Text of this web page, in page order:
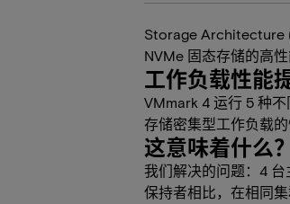
Storage Architecture
NVMe 固态存储的高
工作负载性能
VMmark 4 运行 5 种不
存储密集型工作负载的
这意味着什么？
我们解决的问题：4
保持者相比，在相同